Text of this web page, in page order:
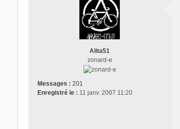
Alita51
zonard-e
Messages : 201
Enregistré le : 11 janv. 2007 11:20